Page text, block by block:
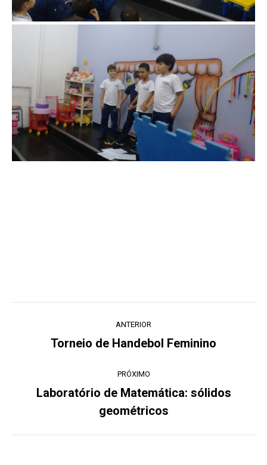
ANTERIOR
Post
Torneio de Handebol Feminino
PRÓXIMO
Próximo
post:
Laboratório de Matemática: sólidos
geométricos